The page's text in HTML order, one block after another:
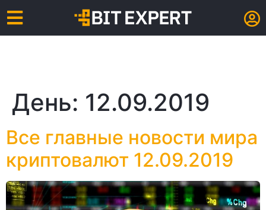
День: 12.09.2019
Все главные новости мира
криптовалют 12.09.2019